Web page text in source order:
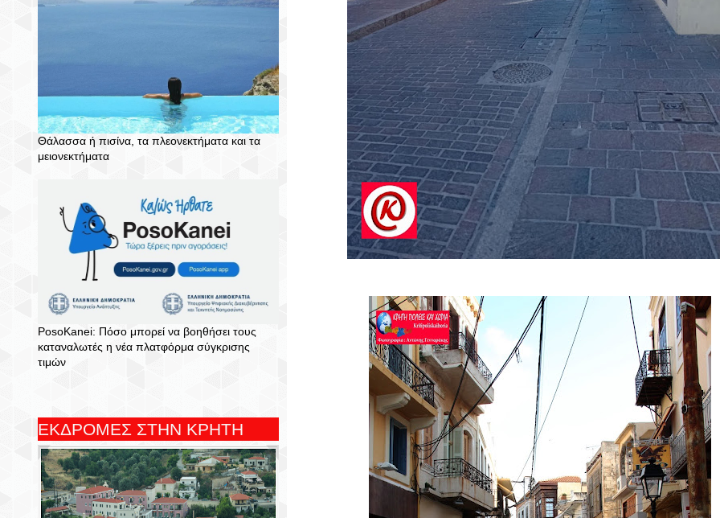
Θάλασσα ή πισίνα, τα πλεονεκτήματα και τα
μειονεκτήματα
PosoKanei: Πόσο μπορεί να βοηθήσει τους
καταναλωτές η νέα πλατφόρμα σύγκρισης
τιμών
ΕΚΔΡΟΜΕΣ ΣΤΗΝ ΚΡΗΤΗ